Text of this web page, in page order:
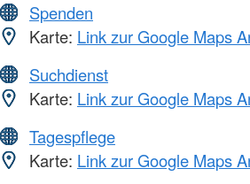
Spenden
Karte: Link zur Google Maps
Suchdienst
Karte: Link zur Google Maps
Tagespflege
Karte: Link zur Google Maps